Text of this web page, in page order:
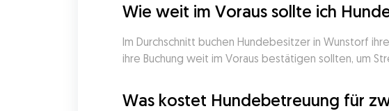
Wie weit im Voraus sollte ich
Im Durchschnitt buchen Hundebesitzer in Wunstorf
ihre Buchung weit im Voraus bestätigen sollten, um
Was kostet Hundebetreuung für